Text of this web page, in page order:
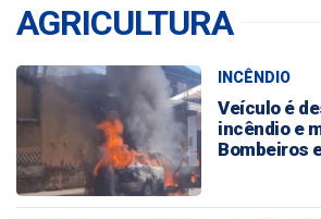
AGRICULTURA
INCÊNDIO
Veículo é
incêndio e
Bombeiros